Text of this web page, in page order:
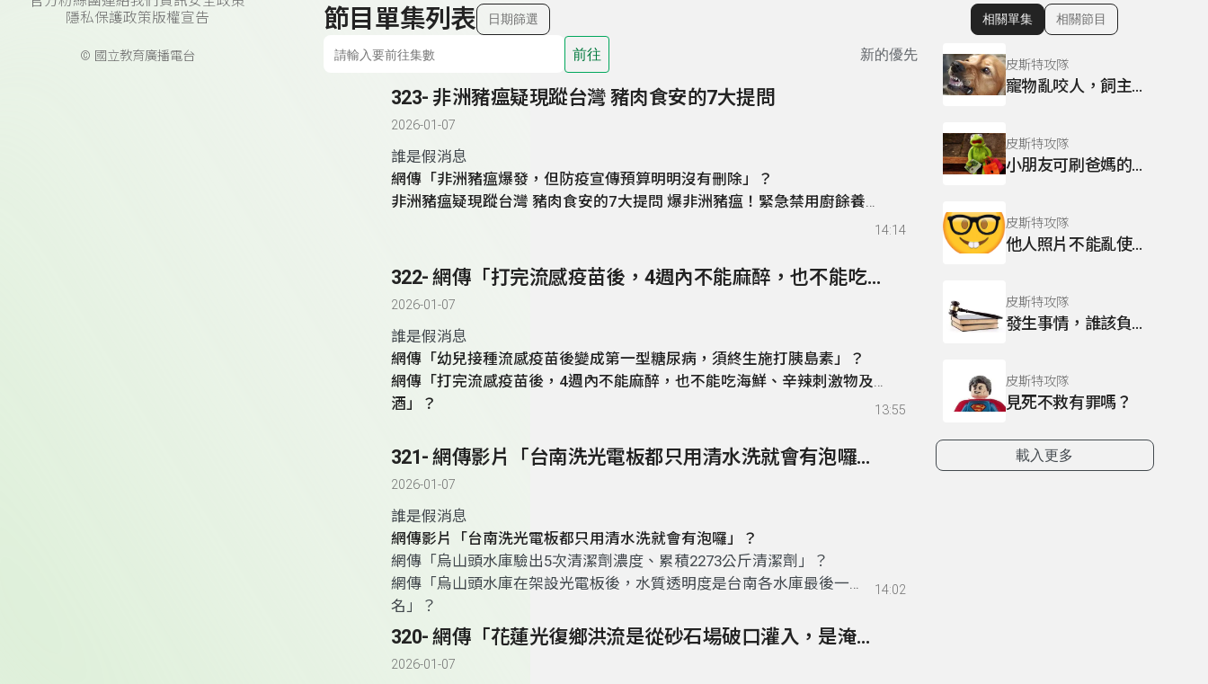
隱私保護政策版權宣告
© 國立教育廣播電台
節目單集列表 日期篩選
前往 新的優先
323- 非洲豬瘟疑現蹤台灣 豬肉食安的7大提問
2026-01-07
誰是假消息
網傳「非洲豬瘟爆發，但防疫宣傳預算明明沒有刪除」？
非洲豬瘟疑現蹤台灣 豬肉食安的7大提問 爆非洲豬瘟！緊急禁用廚餘養
14:14
322- 網傳「打完流感疫苗後，4週內不能麻醉，也不能吃海鮮、辛辣刺激物及飲酒」？
2026-01-07
誰是假消息
網傳「幼兒接種流感疫苗後變成第一型糖尿病，須終生施打胰島素」？
網傳「打完流感疫苗後，4週內不能麻醉，也不能吃海鮮、辛辣刺激物及飲
酒」？
13:55
321- 網傳影片「台南洗光電板都只用清水洗就會有泡囉」？
2026-01-07
誰是假消息
網傳影片「台南洗光電板都只用清水洗就會有泡囉」？
網傳「烏山頭水庫驗出5次清潔劑濃度、累積2273公斤清潔劑」
？
網傳 「烏山頭水庫在架設光電板後，水質透明度是台南各水庫最後一
名」？
14:02
320- 網傳「花蓮光復鄉洪流是從砂石場破口灌入，是淹水真凶」？
2026-01-07
顯示相關單集
相關單集 相關節目
皮斯特攻隊
寵物亂咬人，飼主也有責任嗎？
皮斯特攻隊
小朋友可刷爸媽的卡，上網買東西？
皮斯特攻隊
他人照片不能亂使用，小心惹出大麻煩
皮斯特攻隊
發生事情，誰該負責？
皮斯特攻隊
見死不救有罪嗎？
載入更多